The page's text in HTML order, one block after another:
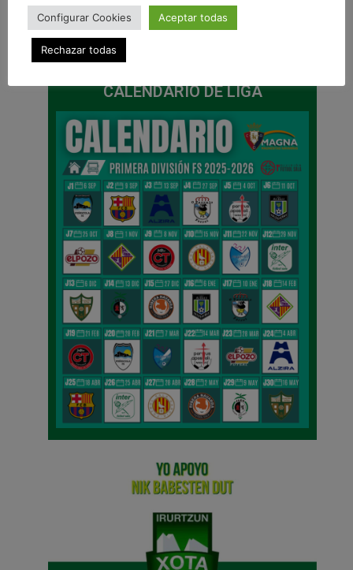
ANTERIOR
CALENDARIO DE LIGA
Configurar Cookies Aceptar todas
Rechazar todas